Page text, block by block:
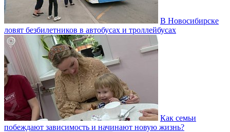
В Новосибирске
ловят безбилетников в автобусах и троллейбусах
Как семьи
побеждают зависимость и начинают новую жизнь?